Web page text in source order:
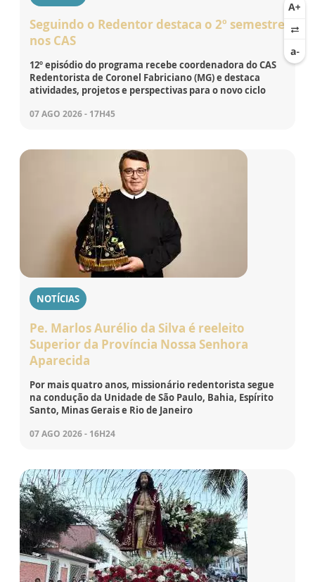
Seguindo o Redentor destaca o 2º semestre
nos CAS
12º episódio do programa recebe coordenadora do CAS
Redentorista de Coronel Fabriciano (MG) e destaca
atividades, projetos e perspectivas para o novo ciclo
07 AGO 2026 - 17H45
NOTÍCIAS
Pe. Marlos Aurélio da Silva é reeleito
Superior da Província Nossa Senhora
Aparecida
Por mais quatro anos, missionário redentorista segue
na condução da Unidade de São Paulo, Bahia, Espírito
Santo, Minas Gerais e Rio de Janeiro
07 AGO 2026 - 16H24